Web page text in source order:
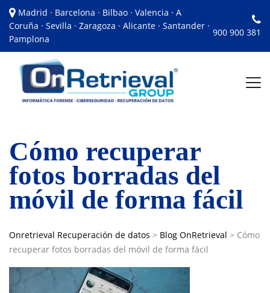
Madrid · Barcelona · Bilbao · Valencia · A
Coruña · Sevilla · Zaragoza · Alicante · Santander ·
Pamplona
900 900 381
Cómo recuperar
fotos borradas del
móvil de forma fácil
Onretrieval Recuperación de datos > Blog OnRetrieval > Cómo
recuperar fotos borradas del móvil de forma fácil